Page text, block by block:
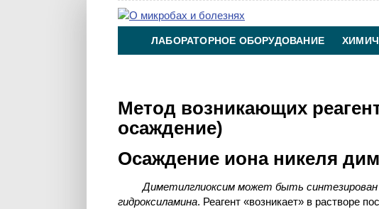
ЛАБОРАТОРНОЕ ОБОРУДОВАНИЕ
Метод возникающих
осаждение)
Осаждение иона никеля
Диметилглиоксим может быть синтезирован
гидроксиламина. Реагент «возникает» в растворе